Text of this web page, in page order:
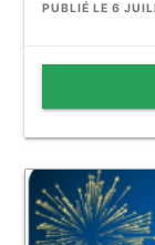
PUBLIÉ LE 6